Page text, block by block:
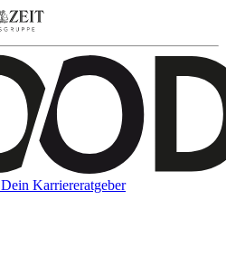
Dein Karriereratgeber